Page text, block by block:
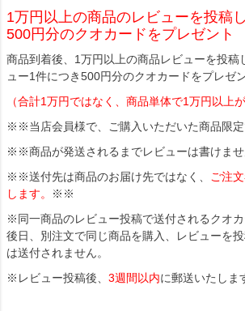
1万円以上の商品のレビューを投稿
500円分のクオカードをプレゼント
商品到着後、1万円以上の商品レビューを投稿
ュー1件につき500円分のクオカードをプレゼ
（合計1万円ではなく、商品単体で1万円以上
※※当店会員様で、ご購入いただいた商品限
※※商品が発送されるまでレビューは書けま
※※送付先は商品のお届け先ではなく、
ご注
します。
※※
※同一商品のレビュー投稿で送付されるクオカ
後日、別注文で同じ商品を購入、レビューを
は送付されません。
※レビュー投稿後、 3週間以内に郵送いたしま